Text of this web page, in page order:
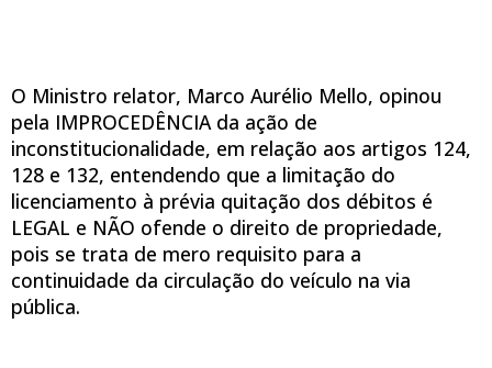
O Ministro relator, Marco Aurélio Mello, opinou
pela IMPROCEDÊNCIA da ação de
inconstitucionalidade, em relação aos artigos 124,
128 e 132, entendendo que a limitação do
licenciamento à prévia quitação dos débitos é
LEGAL e NÃO ofende o direito de propriedade,
pois se trata de mero requisito para a
continuidade da circulação do veículo na via
pública.